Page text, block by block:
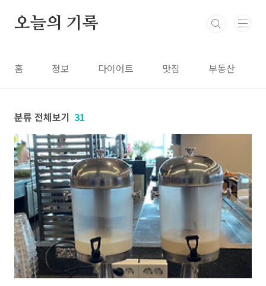
오늘의 기록
홈 정보 다이어트 맛집 부동산
분류 전체보기 31